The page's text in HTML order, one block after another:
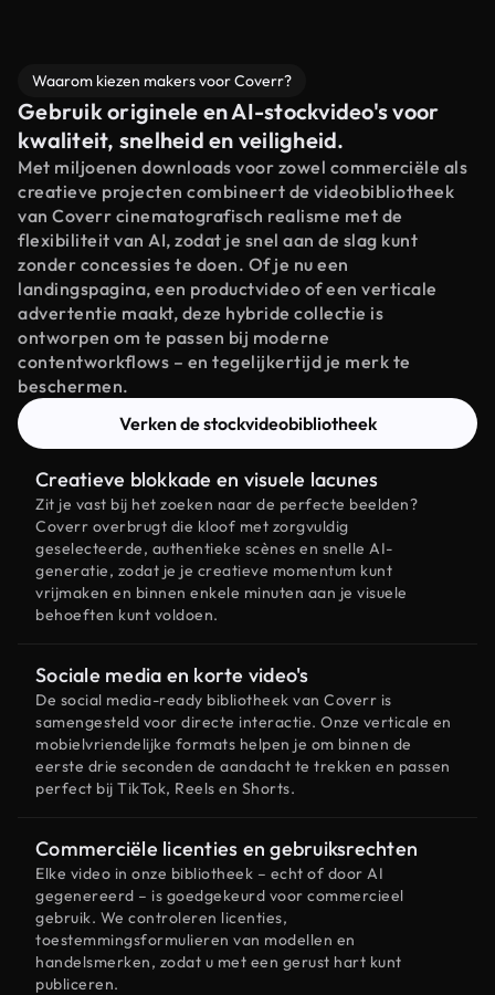
Waarom kiezen makers voor Coverr?
Gebruik originele en AI-stockvideo's voor
kwaliteit, snelheid en veiligheid.
Met miljoenen downloads voor zowel commerciële als
creatieve projecten combineert de videobibliotheek
van Coverr cinematografisch realisme met de
flexibiliteit van AI, zodat je snel aan de slag kunt
zonder concessies te doen. Of je nu een
landingspagina, een productvideo of een verticale
advertentie maakt, deze hybride collectie is
ontworpen om te passen bij moderne
contentworkflows – en tegelijkertijd je merk te
beschermen.
Verken de stockvideobibliotheek
Creatieve blokkade en visuele lacunes
Zit je vast bij het zoeken naar de perfecte beelden?
Coverr overbrugt die kloof met zorgvuldig
geselecteerde, authentieke scènes en snelle AI-
generatie, zodat je je creatieve momentum kunt
vrijmaken en binnen enkele minuten aan je visuele
behoeften kunt voldoen.
Sociale media en korte video's
De social media-ready bibliotheek van Coverr is
samengesteld voor directe interactie. Onze verticale en
mobielvriendelijke formats helpen je om binnen de
eerste drie seconden de aandacht te trekken en passen
perfect bij TikTok, Reels en Shorts.
Commerciële licenties en gebruiksrechten
Elke video in onze bibliotheek – echt of door AI
gegenereerd – is goedgekeurd voor commercieel
gebruik. We controleren licenties,
toestemmingsformulieren van modellen en
handelsmerken, zodat u met een gerust hart kunt
publiceren.